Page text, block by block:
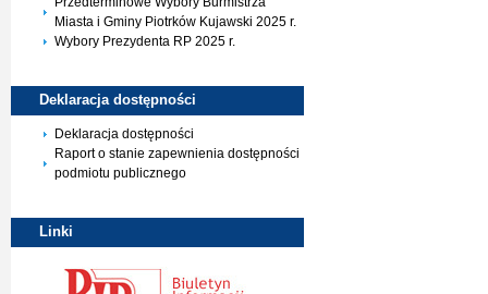
Miasta i Gminy Piotrków Kujawski 2025 r.
Wybory Prezydenta RP 2025 r.
Deklaracja dostępności
Deklaracja dostępności
Raport o stanie zapewnienia dostępności
podmiotu publicznego
Linki